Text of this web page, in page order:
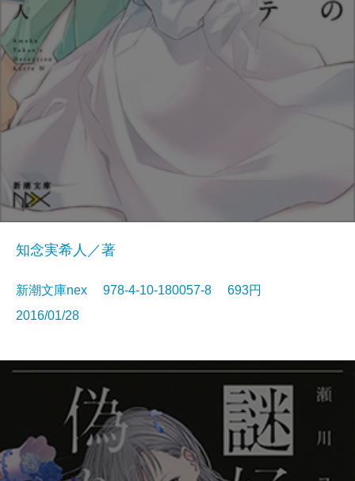
知念実希人／著
新潮文庫nex 978-4-10-180057-8 693円
2016/01/28